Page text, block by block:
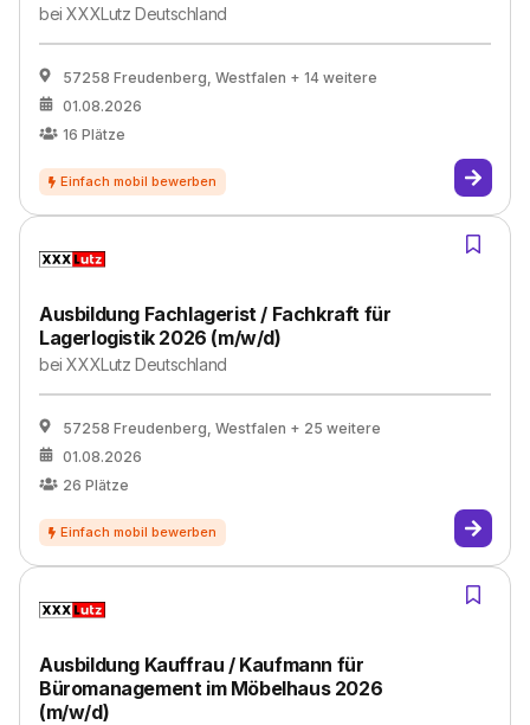
beiXXXLutz Deutschland
57258 Freudenberg, Westfalen + 14 weitere
01.08.2026
16 Plätze
Ausbildung Fachlagerist / Fachkraft für
Lagerlogistik 2026 (m/w/d)
beiXXXLutz Deutschland
57258 Freudenberg, Westfalen + 25 weitere
01.08.2026
26 Plätze
Ausbildung Kauffrau / Kaufmann für
Büromanagement im Möbelhaus 2026
(m/w/d)